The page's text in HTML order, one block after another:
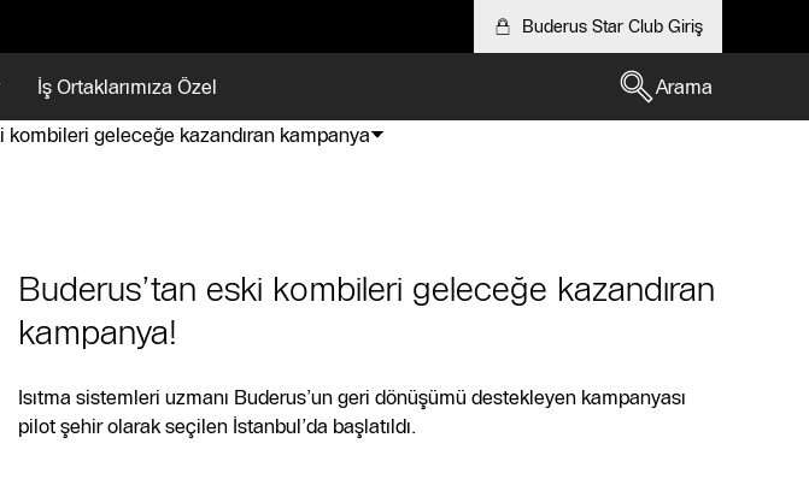
Buderus Star Club Giriş
İş Ortaklarımıza Özel
Arama
kombileri geleceğe kazandıran kampanya
Buderus’tan eski kombileri geleceğe kazandıran
kampanya!
Isıtma sistemleri uzmanı Buderus’un geri dönüşümü destekleyen kampanyası
pilot şehir olarak seçilen İstanbul’da başlatıldı.